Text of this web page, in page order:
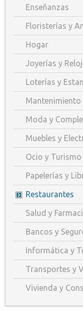
Enseñanzas
Floristerías y
Hogar
Joyerías y
Loterías y
Mantenimiento
Moda y
Muebles y
Ocio y Turismo
Papelerías y
Restaurantes
Salud y
Bancos y
Informática y
Transportes y
Vivienda y